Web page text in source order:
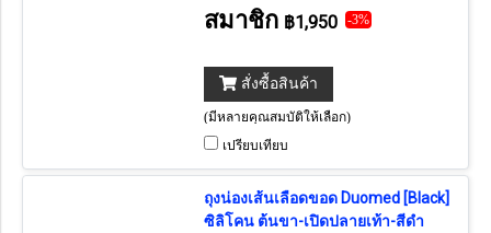
สมาชิก ฿1,950 -3%
สั่งซื้อสินค้า
(มีหลายคุณสมบัติให้เลือก)
เปรียบเทียบ
ถุงน่องเส้นเลือดขอด Duomed [Black]
ซิลิโคน ต้นขา-เปิดปลายเท้า-สีดำ